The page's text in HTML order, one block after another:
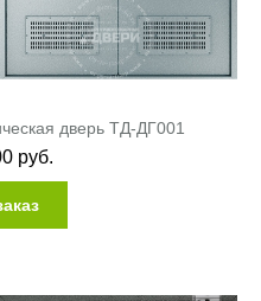
дверь ТД-ДГ001
руб.